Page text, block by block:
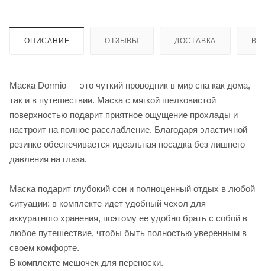
ОПИСАНИЕ ОТЗЫВЫ ДОСТАВКА
Маска Dormio — это чуткий проводник в мир сна как дома,
так и в путешествии. Маска с мягкой шелковистой
поверхностью подарит приятное ощущение прохлады и
настроит на полное расслабление. Благодаря эластичной
резинке обеспечивается идеальная посадка без лишнего
давления на глаза.
Маска подарит глубокий сон и полноценный отдых в любой
ситуации: в комплекте идет удобный чехол для
аккуратного хранения, поэтому ее удобно брать с собой в
любое путешествие, чтобы быть полностью уверенным в
своем комфорте.
В комплекте мешочек для переноски.